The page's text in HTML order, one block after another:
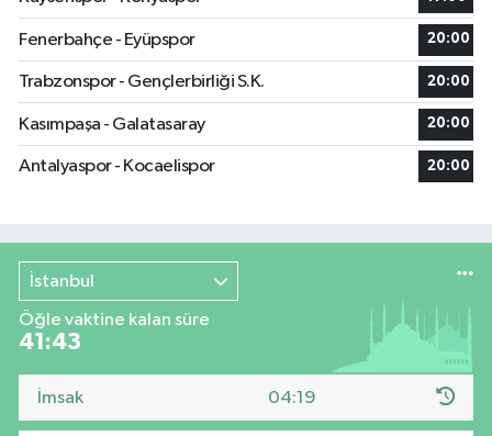
Fenerbahçe - Eyüpspor 20:00
Trabzonspor - Gençlerbirliği S.K. 20:00
Kasımpaşa - Galatasaray 20:00
Antalyaspor - Kocaelispor 20:00
İstanbul
Öğle vaktine kalan süre
41:42
İmsak 04:19